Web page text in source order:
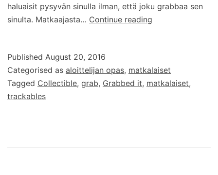
haluaisit pysyvän sinulla ilman, että joku grabbaa sen
sinulta. Matkaajasta… Continue reading
on
collectible?
matkaajaasi
Published August 20, 2016
Categorised as aloittelijan opas, matkalaiset
Tagged Collectible, grab, Grabbed it, matkalaiset,
trackables